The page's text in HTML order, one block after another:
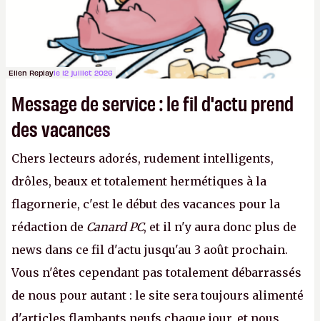
Ellen Replayle 12 juillet 2026
Message de service : le fil d'actu prend
des vacances
Chers lecteurs adorés, rudement intelligents,
drôles, beaux et totalement hermétiques à la
flagornerie, c'est le début des vacances pour la
rédaction de Canard PC, et il n'y aura donc plus de
news dans ce fil d'actu jusqu'au 3 août prochain.
Vous n'êtes cependant pas totalement débarrassés
de nous pour autant : le site sera toujours alimenté
d'articles flambants neufs chaque jour, et nous